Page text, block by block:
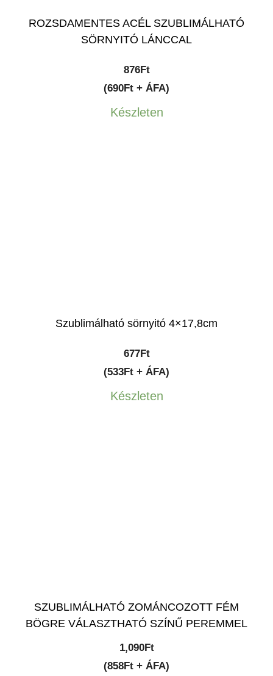
ROZSDAMENTES ACÉL SZUBLIMÁLHATÓ
SÖRNYITÓ LÁNCCAL
876Ft
(690Ft + ÁFA)
Készleten
Szublimálható sörnyitó 4×17,8cm
677Ft
(533Ft + ÁFA)
Készleten
SZUBLIMÁLHATÓ ZOMÁNCOZOTT FÉM
BÖGRE VÁLASZTHATÓ SZÍNŰ PEREMMEL
1,090Ft
(858Ft + ÁFA)